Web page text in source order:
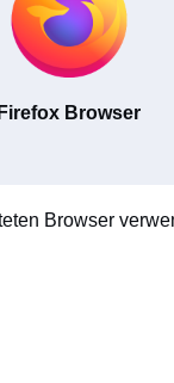
Firefox Browser
Browser